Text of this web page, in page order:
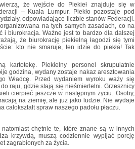
że wejście do Piekieł znajduje się w
– Kuala Lumpur. Piekło pozostaje pod
odpowiadające liczbie stanów Federacji.
na tych samych zasadach, co na
i biurokracja. Ważne jest to bardzo dla dalszej
że biurokrację piekielną łagodzi się tymi
kto nie smaruje, ten idzie do piekła! Tak
kartotekę. Piekielny personel skrupulatnie
godzina, wydany zostaje nakaz aresztowania
Władcę. Przed wydaniem wyroku waży się
raju, gdzie stają się nieśmiertelni. Grzesznicy
cierpieć jeszcze w następnym życiu. Osoby,
na ziemię, ale już jako ludzie. Nie wydaje
spraw naszego padołu płaczu.
chętnie te, które znane są w innych
krzywdą, muszą codziennie wypijać porcję
zagrabionych za życia.